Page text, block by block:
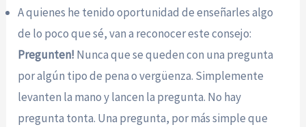
A quienes he tenido oportunidad de enseñarles algo
de lo poco que sé, van a reconocer este consejo:
Pregunten! Nunca que se queden con una pregunta
por algún tipo de pena o vergüenza. Simplemente
levanten la mano y lancen la pregunta. No hay
pregunta tonta. Una pregunta, por más simple que